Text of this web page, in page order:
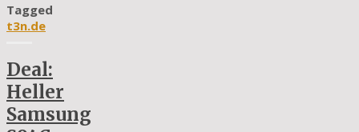
Tagged
t3n.de
Deal:
Heller
Samsung